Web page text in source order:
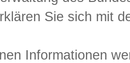
Sie sich mit
Informationen